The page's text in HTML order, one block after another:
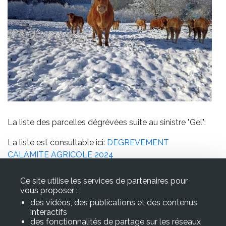
associative
et
culturelle
Vie
économique
et
touristique
La liste des parcelles dégrévées suite au sinistre "Gel":
La liste est consultable ici: DEGREVEMENT
CALAMITE AGRICOLE 2024
Mairie de CUREMONTE
Ce site utilise les services de partenaires pour
vous proposer :
des vidéos, des publications et des contenus
interactifs
des fonctionnalités de partage sur les réseaux